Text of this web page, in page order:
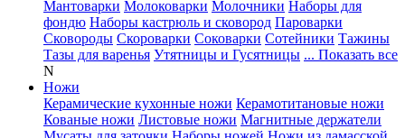
Мантоварки Молоковарки Молочники Наборы для
фондю Наборы кастрюль и сковород Пароварки
Сковороды Скороварки Соковарки Сотейники Тажины
Тазы для варенья Утятницы и Гусятницы ... Показать все
N
Ножи
Керамические кухонные ножи Керамотитановые ножи
Кованые ножи Листовые ножи Магнитные держатели